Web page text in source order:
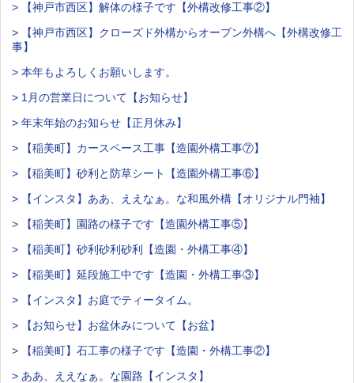
> 【神戸市西区】解体の様子です【外構改修工事②】
> 【神戸市西区】クローズド外構からオープン外構へ【外構改修工
事】
> 本年もよろしくお願いします。
> 1月の営業日について【お知らせ】
> 年末年始のお知らせ【正月休み】
> 【稲美町】カースペース工事【造園外構工事⑦】
> 【稲美町】砂利と防草シート【造園外構工事⑥】
> 【インスタ】ああ、ええなぁ。な和風外構【オリジナル門袖】
> 【稲美町】園路の様子です【造園外構工事⑤】
> 【稲美町】砂利砂利砂利【造園・外構工事④】
> 【稲美町】延段施工中です【造園・外構工事③】
> 【インスタ】お庭でティータイム。
> 【お知らせ】お盆休みについて【お盆】
> 【稲美町】石工事の様子です【造園・外構工事②】
> ああ、ええなぁ。な園路【インスタ】